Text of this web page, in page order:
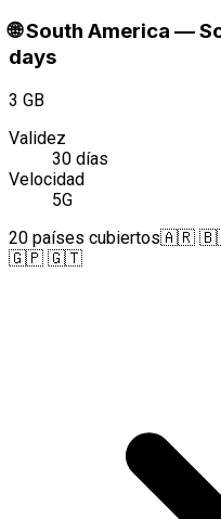
🌐South America —
days
3 GB
Validez
30 días
Velocidad
5G
20 países cubiertos🇦🇷
🇬🇵 🇬🇹